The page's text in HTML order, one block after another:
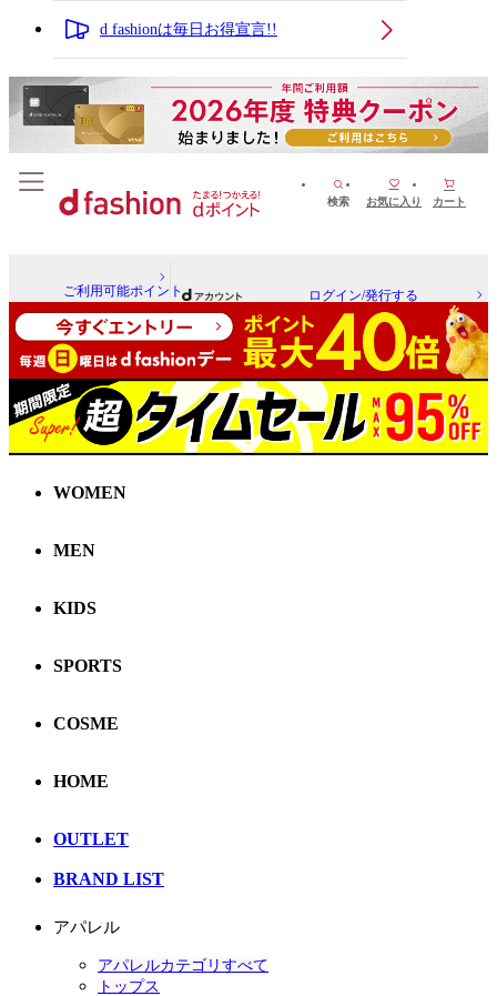
d fashionは毎日お得宣言!!
検索 お気に入り カート
ご利用可能ポイント ログイン/発行する
WOMEN
MEN
KIDS
SPORTS
COSME
HOME
OUTLET
BRAND LIST
アパレル
アパレルカテゴリすべて
トップス